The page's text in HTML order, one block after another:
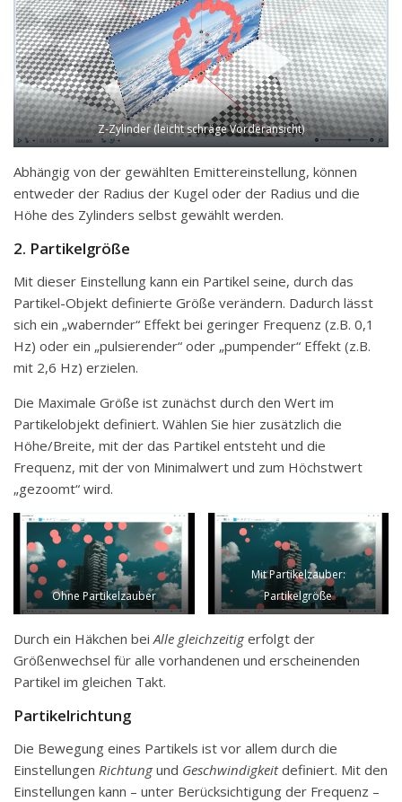
Z-Zylinder (leicht schräge Vorderansicht)
Abhängig von der gewählten Emittereinstellung, können
entweder der Radius der Kugel oder der Radius und die
Höhe des Zylinders selbst gewählt werden.
2. Partikelgröße
Mit dieser Einstellung kann ein Partikel seine, durch das
Partikel-Objekt definierte Größe verändern. Dadurch lässt
sich ein „wabernder“ Effekt bei geringer Frequenz (z.B. 0,1
Hz) oder ein „pulsierender“ oder „pumpender“ Effekt (z.B.
mit 2,6 Hz) erzielen.
Die Maximale Größe ist zunächst durch den Wert im
Partikelobjekt definiert. Wählen Sie hier zusätzlich die
Höhe/Breite, mit der das Partikel entsteht und die
Frequenz, mit der von Minimalwert und zum Höchstwert
„gezoomt“ wird.
Ohne Partikelzauber
Mit Partikelzauber:
Partikelgröße
Durch ein Häkchen beiAlle gleichzeitigerfolgt der
Größenwechsel für alle vorhandenen und erscheinenden
Partikel im gleichen Takt.
Partikelrichtung
Die Bewegung eines Partikels ist vor allem durch die
Einstellungen Richtungund Geschwindigkeitdefiniert. Mit den
Einstellungen kann – unter Berücksichtigung der Frequenz –